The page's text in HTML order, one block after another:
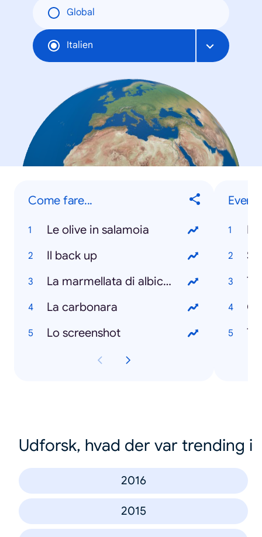
Global
Italien
Come fare...
Le olive in salamoia
Il back up
La marmellata di albicocche
La carbonara
Lo screenshot
Eventi
Udforsk, hvad der var trending i
2016
2015